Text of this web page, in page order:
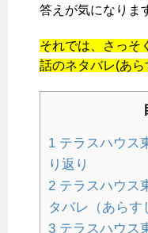
答えが気になりま
それでは、さっそ
話のネタバレ(あら
1 テラスハウス
り返り
2 テラスハウス
タバレ（あらす
3 テラスハウス